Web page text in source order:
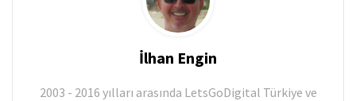
İlhan Engin
2003 - 2016 yılları arasında LetsGoDigital Türkiye ve